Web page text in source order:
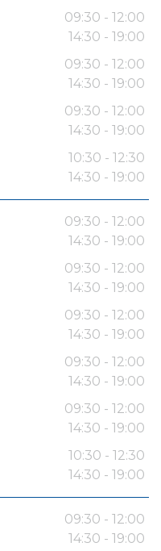
09:30 - 12:00
14:30 - 19:00
09:30 - 12:00
14:30 - 19:00
09:30 - 12:00
14:30 - 19:00
10:30 - 12:30
14:30 - 19:00
09:30 - 12:00
14:30 - 19:00
09:30 - 12:00
14:30 - 19:00
09:30 - 12:00
14:30 - 19:00
09:30 - 12:00
14:30 - 19:00
09:30 - 12:00
14:30 - 19:00
10:30 - 12:30
14:30 - 19:00
09:30 - 12:00
14:30 - 19:00